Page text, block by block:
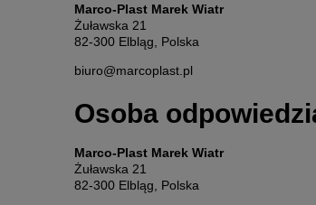
Marco-Plast Marek Wiatr
Żuławska 21
82-300 Elbląg, Polska
biuro@marcoplast.pl
Osoba
Marco-Plast Marek Wiatr
Żuławska 21
82-300 Elbląg, Polska